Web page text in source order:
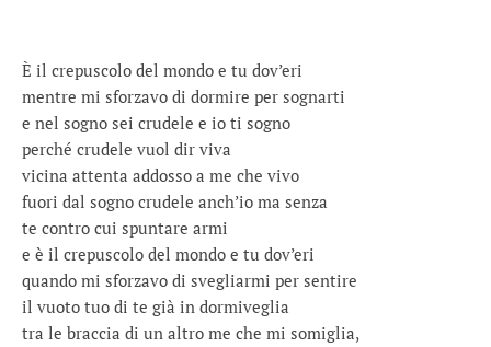
È il crepuscolo del mondo e tu dov’eri
mentre mi sforzavo di dormire per sognarti
e nel sogno sei crudele e io ti sogno
perché crudele vuol dir viva
vicina attenta addosso a me che vivo
fuori dal sogno crudele anch’io ma senza
te contro cui spuntare armi
e è il crepuscolo del mondo e tu dov’eri
quando mi sforzavo di svegliarmi per sentire
il vuoto tuo di te già in dormiveglia
tra le braccia di un altro me che mi somiglia,